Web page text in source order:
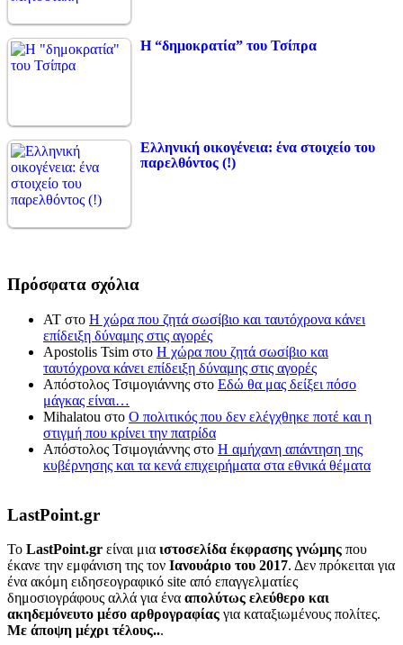
Η “δημοκρατία” του Τσίπρα
Ελληνική οικογένεια: ένα στοιχείο του
παρελθόντος (!)
Πρόσφατα σχόλια
ΑΤ στο Η χώρα που ζητά σωσίβιο και ταυτόχρονα κάνει
επίδειξη δύναμης στις αγορές
Apostolis Tsim στο Η χώρα που ζητά σωσίβιο και
ταυτόχρονα κάνει επίδειξη δύναμης στις αγορές
Απόστολος Τσιμογιάννης στο Εδώ θα μας δείξει πόσο
μάγκας είναι…
Mihalatou στο Ο πολιτικός που δεν ελέγχθηκε ποτέ και η
στιγμή που κρίνει την πατρίδα
Απόστολος Τσιμογιάννης στο Η αμήχανη απάντηση της
κυβέρνησης και τα κενά επιχειρήματα στα εθνικά θέματα
LastPoint.gr
To LastPoint.gr είναι μια ιστοσελίδα έκφρασης γνώμης που
έκανε την εμφάνιση της τον Ιανουάριο του 2017. Δεν πρόκειται για
ένα ακόμη ειδησεογραφικό site από επαγγελματίες
δημοσιογράφους αλλά για ένα απολύτως ελεύθερο και
ακηδεμόνευτο μέσο αρθρογραφίας για καταξιωμένους πολίτες.
Με άποψη μέχρι τέλους...